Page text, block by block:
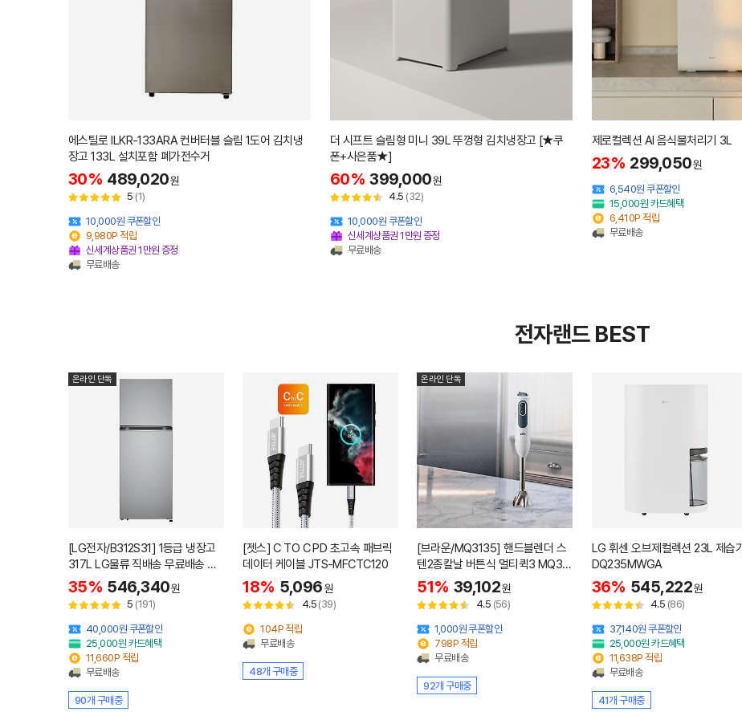
에스틸로 ILKR-133ARA 컨버터블 슬림 1도어 김치냉
장고 133L 설치포함 폐가전수거
30% 489,020원
5 (1)
10,000원 쿠폰할인
9,980P 적립
신세계상품권 1만원 증정
무료배송
더 시프트 슬림형 미니 39L 뚜껑형 김치냉장고 [★쿠
폰+사은품★]
60% 399,000원
4.5 (32)
10,000원 쿠폰할인
신세계상품권 1만원 증정
무료배송
제로컬렉션 AI 음식물처리기 3L
23% 299,050원
6,540원 쿠폰할인
15,000원 카드혜택
6,410P 적립
무료배송
전자랜드 BEST
온라인 단독
[LG전자/B312S31] 1등급 냉장고
317L LG물류 직배송 무료배송 설
치
35% 546,340원
5 (191)
40,000원 쿠폰할인
25,000원 카드혜택
11,660P 적립
무료배송
90개 구매중
[젯스] C TO C PD 초고속 패브릭
데이터 케이블 JTS-MFCTC120
18% 5,096원
4.5 (39)
104P 적립
무료배송
48개 구매중
온라인 단독
[브라운/MQ3135] 핸드블렌더 스
텐2종칼날 버튼식 멀티퀵3 MQ31
35
51% 39,102원
4.5 (56)
1,000원 쿠폰할인
798P 적립
무료배송
92개 구매중
LG 휘센 오브제컬렉션 23L 제습기
DQ235MWGA
36% 545,222원
4.5 (86)
37,140원 쿠폰할인
25,000원 카드혜택
11,638P 적립
무료배송
41개 구매중